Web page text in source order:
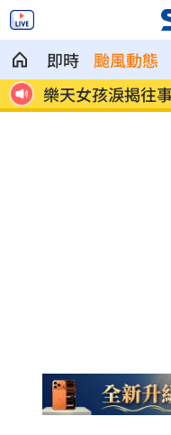
即時 颱風動態
擊
一張百萬太貴！
萬